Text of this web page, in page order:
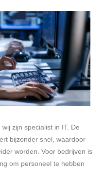
zijn specialist in IT. De
bijzonder snel, waardoor
worden. Voor bedrijven is
om personeel te hebben